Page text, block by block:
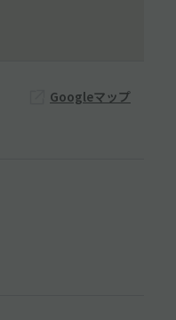
Googleマップ